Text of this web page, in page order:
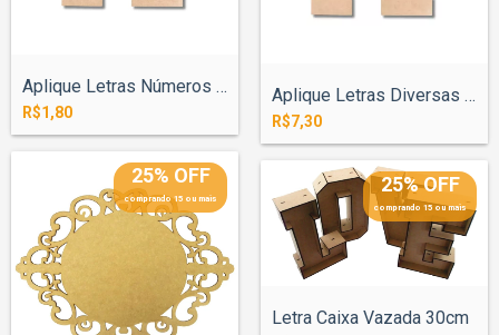
Aplique Letras Números 10cm MDF 3mm
R$1,80
Aplique Letras Diversas 40cm MDF 3mm
R$7,30
25% OFF
comprando 15 ou mais
25% OFF
comprando 15 ou mais
Letra Caixa Vazada 30cm